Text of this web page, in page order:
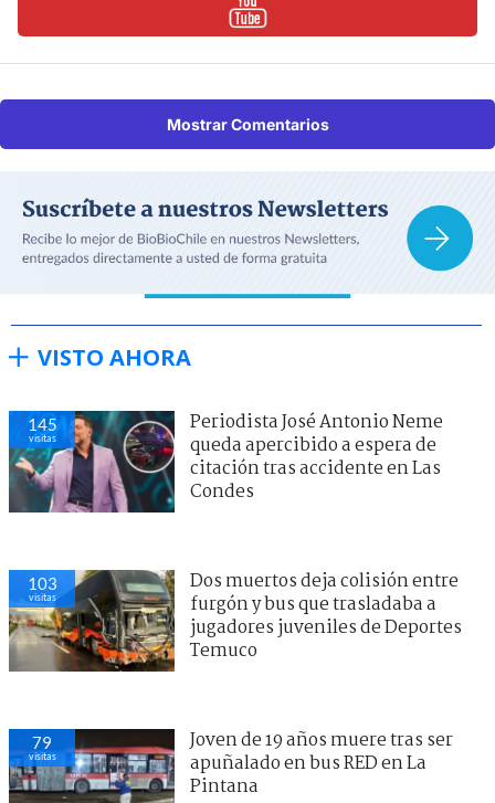
Mostrar Comentarios
VISTO AHORA
145
visitas
Periodista José Antonio Neme
queda apercibido a espera de
citación tras accidente en Las
Condes
103
visitas
Dos muertos deja colisión entre
furgón y bus que trasladaba a
jugadores juveniles de Deportes
Temuco
79
visitas
Joven de 19 años muere tras ser
apuñalado en bus RED en La
Pintana